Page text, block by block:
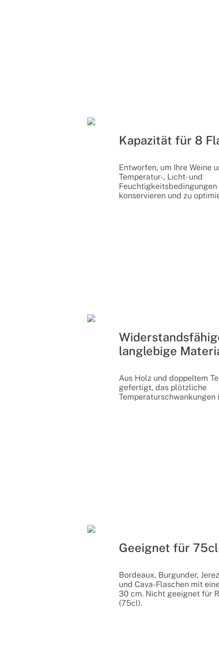
Kapazität für 8
Entworfen, um Ihre Weine
Temperatur-, Licht- und
Feuchtigkeitsbedingungen
konservieren und zu
langlebige
Aus Holz und doppeltem
gefertigt, das plötzliche
Temperaturschwankungen
Geeignet für
Bordeaux, Burgunder,
und Cava-Flaschen mit
30 cm. Nicht geeignet für
(75cl).